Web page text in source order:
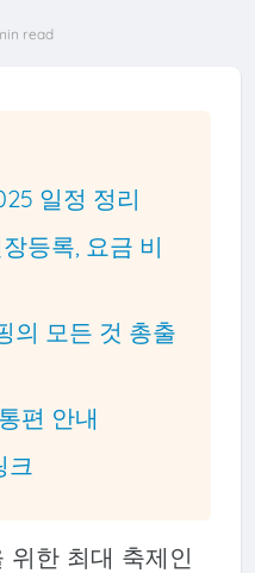
read
일정 정리
등록, 요금 비
의 모든 것 총출
편 안내
크
위한 최대 축제인